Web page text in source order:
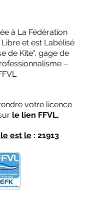
à La Fédération
et est Labélisé
de Kite", gage de
–
votre licence
le lien FFVL,
est le : 21913